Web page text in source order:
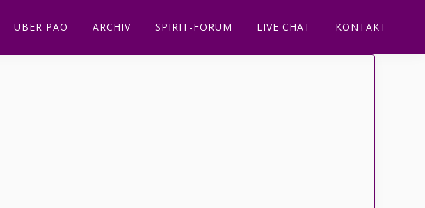
ÜBER PAO ARCHIV SPIRIT-FORUM LIVE CHAT KONTAKT